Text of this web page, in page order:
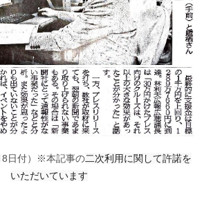
8日付）※本記事の二次利用に関して許諾を
いただいています